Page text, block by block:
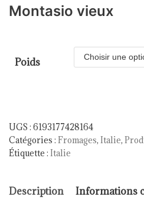
Montasio vieux
Poids
UGS : 6193177428164
Catégories : Fromages, Italie,
Étiquette : Italie
Description Informations